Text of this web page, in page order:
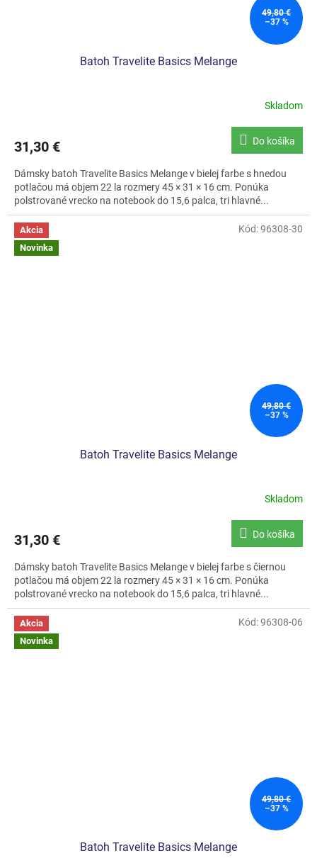
49,80 €
–37 %
Batoh Travelite Basics Melange
Skladom
31,30 € Do košíka
Dámsky batoh Travelite Basics Melange v bielej farbe s hnedou
potlačou má objem 22 la rozmery 45 × 31 × 16 cm. Ponúka
polstrované vrecko na notebook do 15,6 palca, tri hlavné...
Akcia
Novinka
49,80 €
–37 %
Batoh Travelite Basics Melange
Skladom
31,30 € Do košíka
Dámsky batoh Travelite Basics Melange v bielej farbe s čiernou
potlačou má objem 22 la rozmery 45 × 31 × 16 cm. Ponúka
polstrované vrecko na notebook do 15,6 palca, tri hlavné...
Kód:96308-30
Akcia
Novinka
49,80 €
–37 %
Batoh Travelite Basics Melange
Kód:96308-06